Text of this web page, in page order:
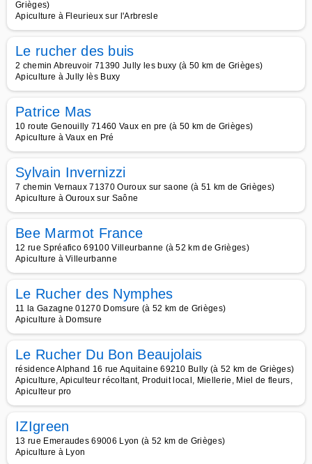
Grièges)
Apiculture à Fleurieux sur l'Arbresle
Le rucher des buis
2 chemin Abreuvoir 71390 Jully les buxy (à 50 km de Grièges)
Apiculture à Jully lès Buxy
Patrice Mas
10 route Genouilly 71460 Vaux en pre (à 50 km de Grièges)
Apiculture à Vaux en Pré
Sylvain Invernizzi
7 chemin Vernaux 71370 Ouroux sur saone (à 51 km de Grièges)
Apiculture à Ouroux sur Saône
Bee Marmot France
12 rue Spréafico 69100 Villeurbanne (à 52 km de Grièges)
Apiculture à Villeurbanne
Le Rucher des Nymphes
11 la Gazagne 01270 Domsure (à 52 km de Grièges)
Apiculture à Domsure
Le Rucher Du Bon Beaujolais
résidence Alphand 16 rue Aquitaine 69210 Bully (à 52 km de Grièges)
Apiculture, Apiculteur récoltant, Produit local, Miellerie, Miel de fleurs,
Apiculteur pro
IZIgreen
13 rue Emeraudes 69006 Lyon (à 52 km de Grièges)
Apiculture à Lyon